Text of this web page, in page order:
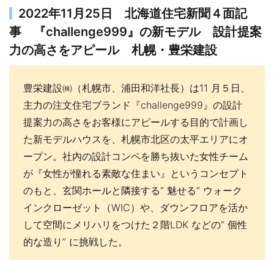
2022年11月25日 北海道住宅新聞４面記
事 『challenge999』の新モデル 設計提案
力の高さをアピール 札幌・豊栄建設
豊栄建設㈱（札幌市、浦田和洋社長）は11 月５日、
主力の注文住宅ブランド『challenge999』の設計
提案力の高さをお客様にアピールする目的で計画し
た新モデルハウスを、札幌市北区の太平エリアにオ
ープン。社内の設計コンペを勝ち抜いた女性チーム
が『女性が憧れる素敵な住まい』というコンセプト
のもと、玄関ホールと隣接する“ 魅せる” ウォーク
インクローゼット（WIC）や、ダウンフロアを活か
して空間にメリハリをつけた２階LDK などの“ 個性
的な造り” に挑戦した。